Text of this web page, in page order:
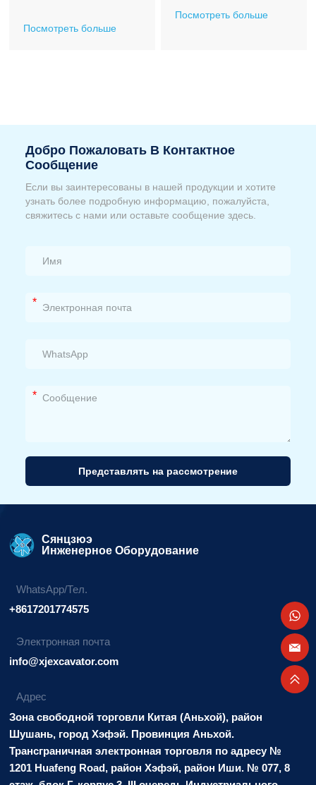
Посмотреть больше
Посмотреть больше
Добро Пожаловать В Контактное
Сообщение
Если вы заинтересованы в нашей продукции и хотите
узнать более подробную информацию, пожалуйста,
свяжитесь с нами или оставьте сообщение здесь.
*
*
Представлять на рассмотрение
вариант:
Сянцзюэ
Инженерное Оборудование
WhatsApp/Тел.
+8617201774575
Электронная почта
info@xjexcavator.com
Адрес
Зона свободной торговли Китая (Аньхой), район
Шушань, город Хэфэй. Провинция Аньхой.
Трансграничная электронная торговля по адресу №
1201 Huafeng Road, район Хэфэй, район Иши. № 077, 8